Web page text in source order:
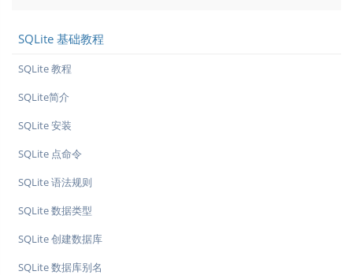
SQLite 基础教程
SQLite 教程
SQLite简介
SQLite 安装
SQLite 点命令
SQLite 语法规则
SQLite 数据类型
SQLite 创建数据库
SQLite 数据库别名